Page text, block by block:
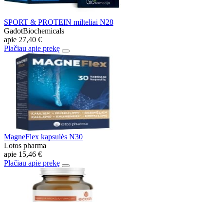
SPORT & PROTEIN milteliai N28
GadotBiochemicals
apie 27,40 €
Plačiau apie prekę
MagneFlex kapsulės N30
Lotos pharma
apie 15,46 €
Plačiau apie prekę